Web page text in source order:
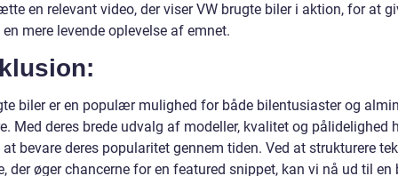
en relevant video, der viser VW brugte biler i aktion, for at
mere levende oplevelse af emnet.
biler er en populær mulighed for både bilentusiaster og
Med deres brede udvalg af modeller, kvalitet og pålidelighed
bevare deres popularitet gennem tiden. Ved at strukturere
der øger chancerne for en featured snippet, kan vi nå ud til en